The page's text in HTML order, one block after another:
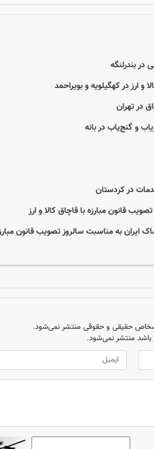
بندرلنگه
قانون مبارزه با قاچاق کالا و ارز
ایران به مناسبت سالروز تصویب قانون
حقیقی و حقوقی منتشر نمی‌شود.
باشد منتشر نمی‌شود.